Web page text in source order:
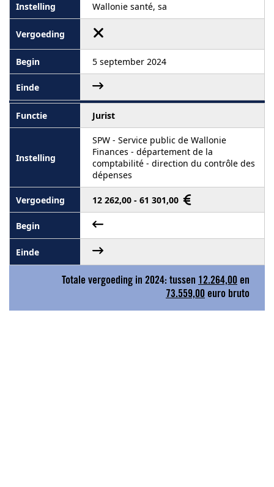
Wallonie santé, sa
5 september 2024
Jurist
SPW - Service public de Wallonie
Finances - département de la
comptabilité - direction du contrôle des
dépenses
12 262,00 - 61 301,00
Totale vergoeding in 2024: tussen 12.264,00 en
73.559,00 euro bruto